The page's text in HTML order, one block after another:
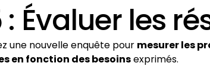
: Évaluer les
une nouvelle enquête pour mesurer les
en fonction des besoinsexprimés.